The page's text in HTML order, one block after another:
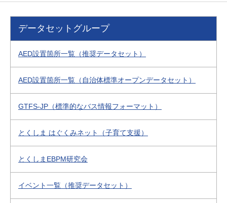
データセットグループ
AED設置箇所一覧（推奨データセット）
AED設置箇所一覧（自治体標準オープンデータセット）
GTFS-JP（標準的なバス情報フォーマット）
とくしま はぐくみネット（子育て支援）
とくしまEBPM研究会
イベント一覧（推奨データセット）